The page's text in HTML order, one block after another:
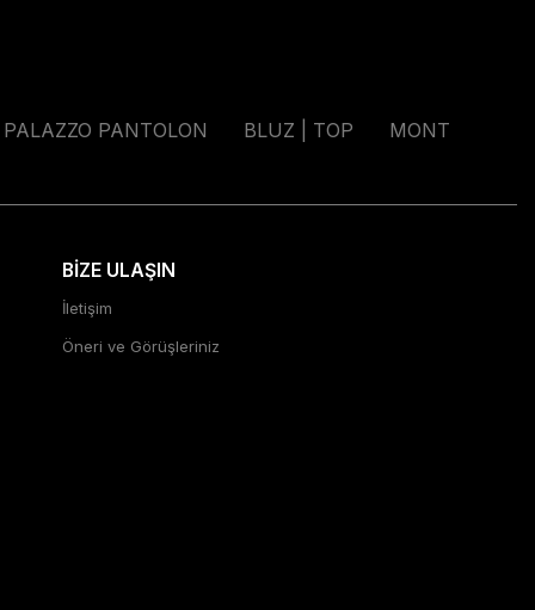
PALAZZO PANTOLON BLUZ | TOP
MONT
BİZE ULAŞIN
İletişim
Öneri ve Görüşleriniz